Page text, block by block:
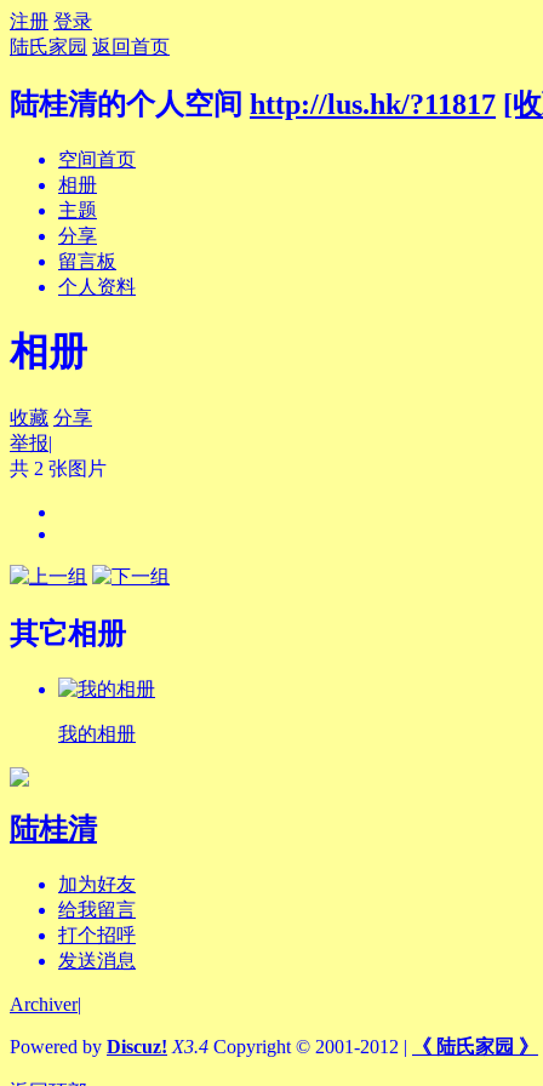
注册 登录
陆氏家园 返回首页
陆桂清的个人空间 http://lus.hk/?11817 [
空间首页
相册
主题
分享
留言板
个人资料
相册
收藏 分享
举报|
共 2 张图片
其它相册
我的相册
陆桂清
加为好友
给我留言
打个招呼
发送消息
Archiver|
Powered by Discuz! X3.4 Copyright © 2001-2012 | 《 陆氏家园 》